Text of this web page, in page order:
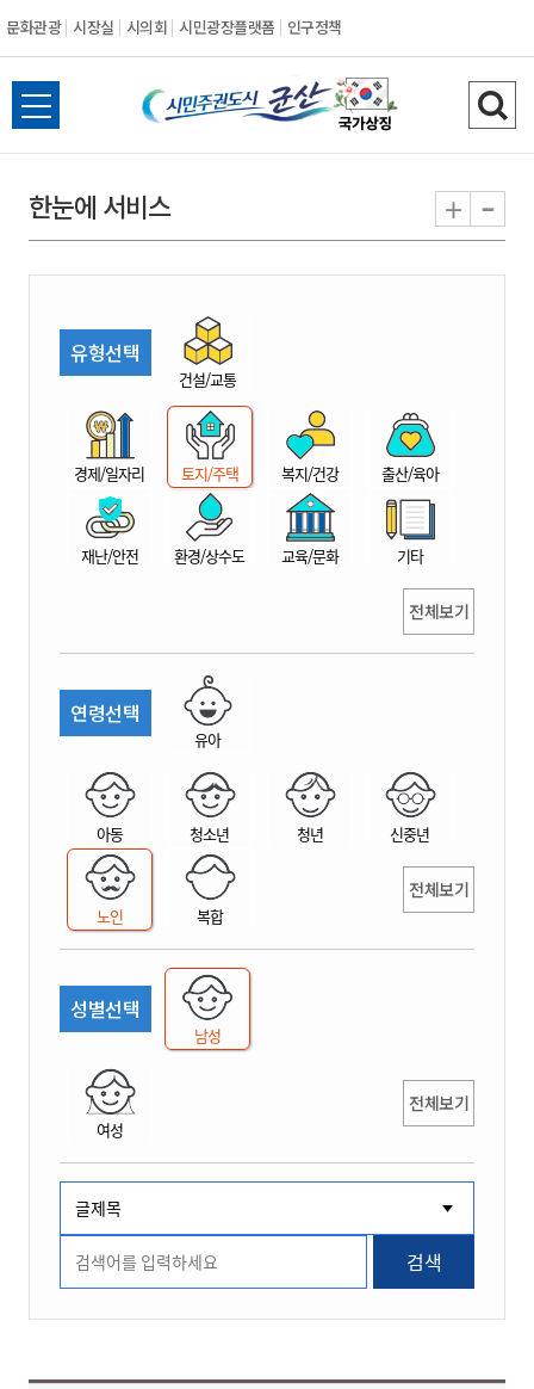
문화관광 시장실 시의회 시민광장플랫폼 인구정책
시
민
권
시
산
전
체
뉴
열
검
색
기
한눈에 서비스 + -
유형선택
건설/교통
경제/일자리 토지/주택 복지/건강 출산/육아
재난/안전 환경/상수도 교육/문화 기타
전체보기
연령선택
유아
아동 청소년 청년 신중년
노인 복합
전체보기
성별선택
남성
여성
전체보기
검색